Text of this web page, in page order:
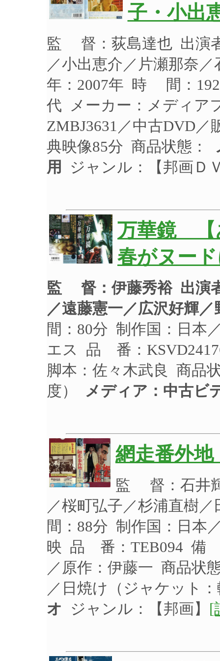
子・小出
監 督：荻島達也 出演
／小出恵介／片瀬那奈
年：2007年 時 間：
代 メーカー：メディ
ZMBJ3631／中古DVD
典映像85分 商品状態：
用
ジャンル：【邦画Ｄ
万華鏡 【
春がヌー
監 督：伊藤秀裕 出演
／遠藤憲一／広沢好輝／
間：80分 制作国：日本
エス 品 番：
脚本：佐々木武良 商品
度）
メディア：中古ビ
網走番外
監 督：石井
／桜町弘子／杉浦直樹
間：88分 制作国：日本
映 品 番：TEB094 備
／原作：伊藤一 商品状
／日焼け（ジャケット
オ ジャンル：【邦画】 [